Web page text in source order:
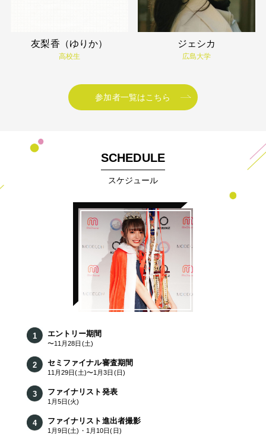
友梨香（ゆりか）
高校生
ジェシカ
広島大学
参加者一覧はこちら
SCHEDULE
スケジュール
エントリー期間
〜11月28日(土)
セミファイナル審査期間
11月29日(土)〜1月3日(日)
ファイナリスト発表
1月5日(火)
ファイナリスト進出者撮影
1月9日(土)・1月10日(日)